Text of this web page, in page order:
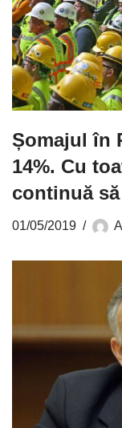
Șomajul în
14%. Cu
continuă
01/05/2019